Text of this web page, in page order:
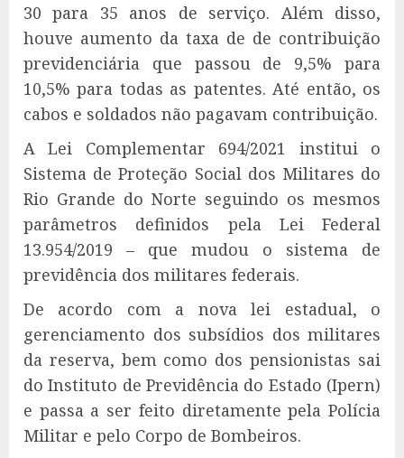
30 para 35 anos de serviço. Além disso,
houve aumento da taxa de de contribuição
previdenciária que passou de 9,5% para
10,5% para todas as patentes. Até então, os
cabos e soldados não pagavam contribuição.
A Lei Complementar 694/2021 institui o
Sistema de Proteção Social dos Militares do
Rio Grande do Norte seguindo os mesmos
parâmetros definidos pela Lei Federal
13.954/2019 – que mudou o sistema de
previdência dos militares federais.
De acordo com a nova lei estadual, o
gerenciamento dos subsídios dos militares
da reserva, bem como dos pensionistas sai
do Instituto de Previdência do Estado (Ipern)
e passa a ser feito diretamente pela Polícia
Militar e pelo Corpo de Bombeiros.